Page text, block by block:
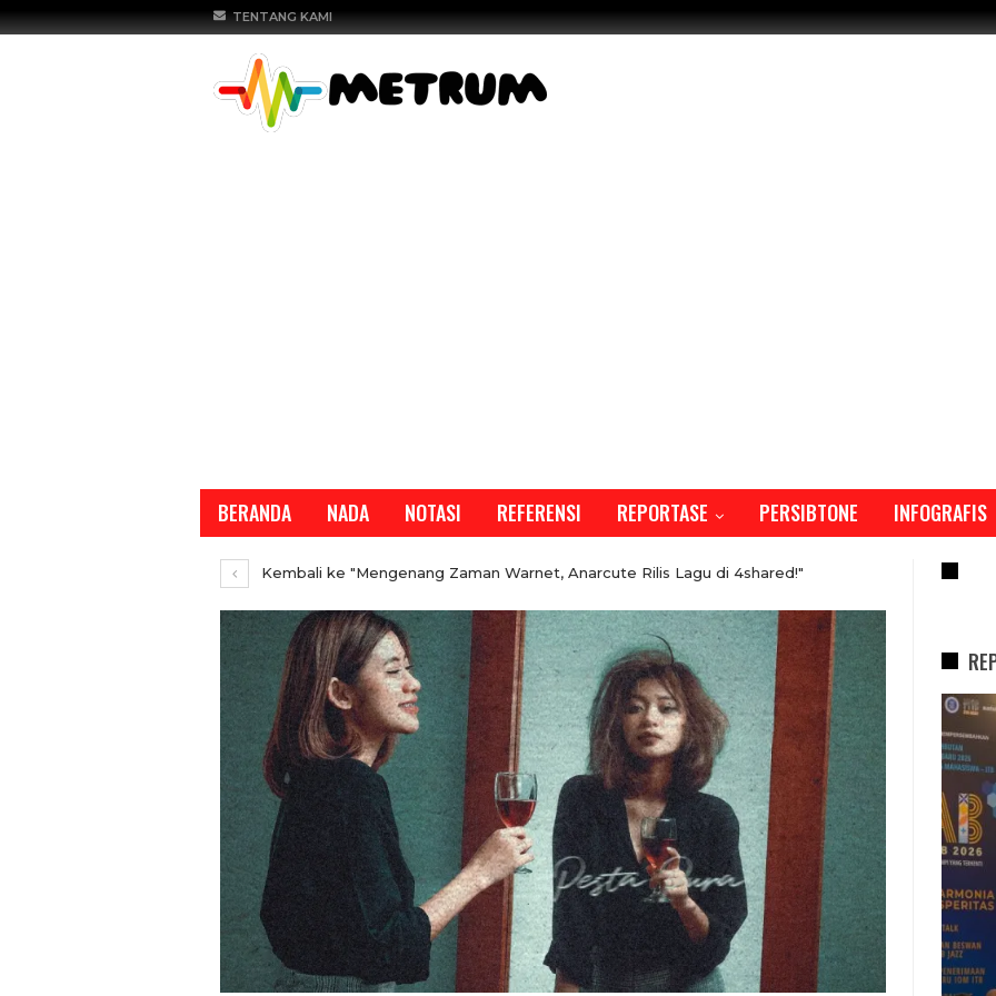
TENTANG KAMI
BERANDA NADA NOTASI REFERENSI REPORTASE PERSIBTONE INFOGRAFIS
Kembali ke "Mengenang Zaman Warnet, Anarcute Rilis Lagu di 4shared!"
REPORTASE REPORTASE